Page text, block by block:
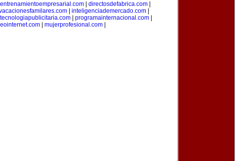
entrenamientoempresarial.com| directosdefabrica.com|
| inteligenciademercado.com|
tecnologiapublicitaria.com programainternacional.com
| mujerprofesional.com|